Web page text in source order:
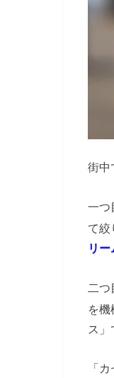
街中
一つ
て絞
リ
二つ
を
ス」
「